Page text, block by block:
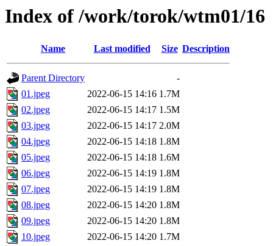
Index of /work/torok/wtm01/16
Name Last modified Size Description
Parent Directory
-
01.jpeg
2022-06-15 14:16 1.7M
02.jpeg
2022-06-15 14:17 1.5M
03.jpeg
2022-06-15 14:17 2.0M
04.jpeg
2022-06-15 14:18 1.8M
05.jpeg
2022-06-15 14:18 1.6M
06.jpeg
2022-06-15 14:19 1.8M
07.jpeg
2022-06-15 14:19 1.8M
08.jpeg
2022-06-15 14:20 1.8M
09.jpeg
2022-06-15 14:20 1.8M
10.jpeg
2022-06-15 14:20 1.7M